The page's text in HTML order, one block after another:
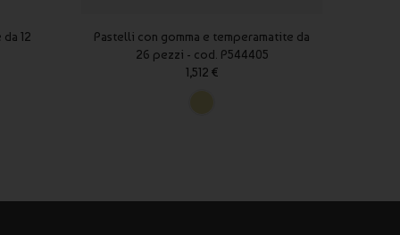
12
Pastelli con gomma e temperamatite da
26 pezzi - cod. P544405
1,512 €